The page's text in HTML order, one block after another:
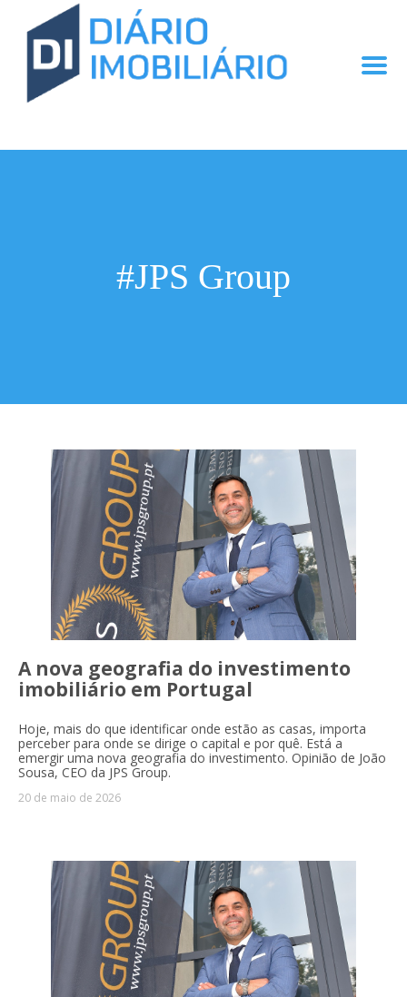
#JPS Group
A nova geografia do investimento
imobiliário em Portugal
Hoje, mais do que identificar onde estão as casas, importa
perceber para onde se dirige o capital e por quê. Está a
emergir uma nova geografia do investimento. Opinião de João
Sousa, CEO da JPS Group.
20 de maio de 2026